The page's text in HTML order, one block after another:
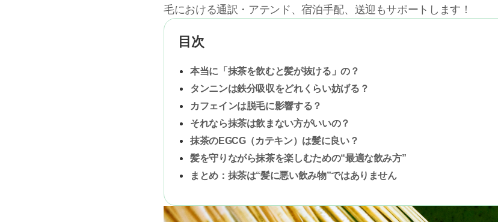
毛における通訳・アテンド、宿泊手配、送迎もサポートします！
目次
本当に「抹茶を飲むと髪が抜ける」の？
タンニンは鉄分吸収をどれくらい妨げる？
カフェインは脱毛に影響する？
それなら抹茶は飲まない方がいいの？
抹茶のEGCG（カテキン）は髪に良い？
髪を守りながら抹茶を楽しむための“最適な飲み方”
まとめ：抹茶は“髪に悪い飲み物”ではありません